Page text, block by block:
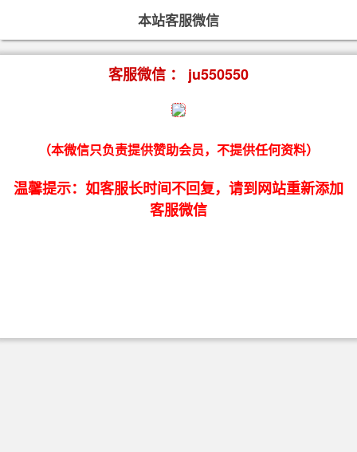
本站客服微信
客服微信 ： ju550550
（本微信只负责提供赞助会员，不提供任何资料）
温馨提示：如客服长时间不回复，请到网站重新添加
客服微信